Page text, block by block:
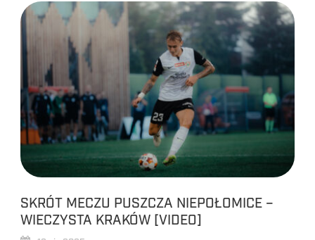
SKRÓT MECZU PUSZCZA NIEPOŁOMICE –
WIECZYSTA KRAKÓW [VIDEO]